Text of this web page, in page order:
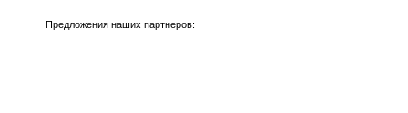
Предложения наших партнеров: